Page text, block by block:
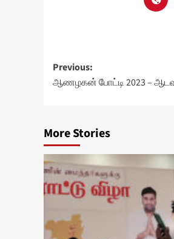
Post
navigation
Previous:
ஆணழகன் போட்டி 2023 – ஆடவர்
More Stories